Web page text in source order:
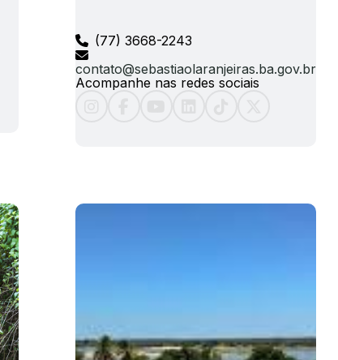
(77) 3668-2243
contato@sebastiaolaranjeiras.ba.gov.br
Acompanhe nas redes sociais